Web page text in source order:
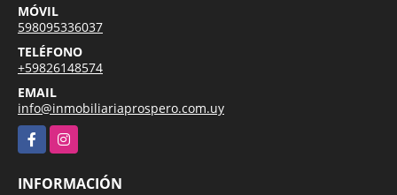
MÓVIL
598095336037
TELÉFONO
+59826148574
EMAIL
info@inmobiliariaprospero.com.uy
FacebookInstagram
INFORMACIÓN